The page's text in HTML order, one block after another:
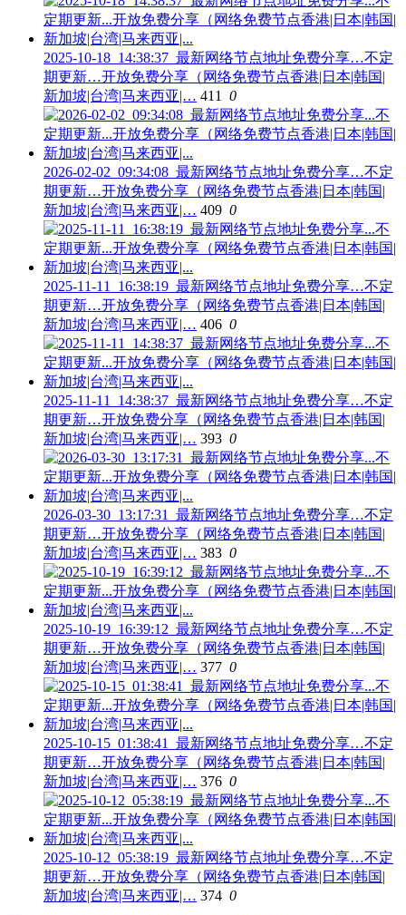
2025-10-18_14:38:37_最新网络节点地址免费分享…不定
期更新…开放免费分享（网络免费节点香港|日本|韩国|
新加坡|台湾|马来西亚|… 411 0
2026-02-02_09:34:08_最新网络节点地址免费分享…不定
期更新…开放免费分享（网络免费节点香港|日本|韩国|
新加坡|台湾|马来西亚|… 409 0
2025-11-11_16:38:19_最新网络节点地址免费分享…不定
期更新…开放免费分享（网络免费节点香港|日本|韩国|
新加坡|台湾|马来西亚|… 406 0
2025-11-11_14:38:37_最新网络节点地址免费分享…不定
期更新…开放免费分享（网络免费节点香港|日本|韩国|
新加坡|台湾|马来西亚|… 393 0
2026-03-30_13:17:31_最新网络节点地址免费分享…不定
期更新…开放免费分享（网络免费节点香港|日本|韩国|
新加坡|台湾|马来西亚|… 383 0
2025-10-19_16:39:12_最新网络节点地址免费分享…不定
期更新…开放免费分享（网络免费节点香港|日本|韩国|
新加坡|台湾|马来西亚|… 377 0
2025-10-15_01:38:41_最新网络节点地址免费分享…不定
期更新…开放免费分享（网络免费节点香港|日本|韩国|
新加坡|台湾|马来西亚|… 376 0
2025-10-12_05:38:19_最新网络节点地址免费分享…不定
期更新…开放免费分享（网络免费节点香港|日本|韩国|
新加坡|台湾|马来西亚|… 374 0